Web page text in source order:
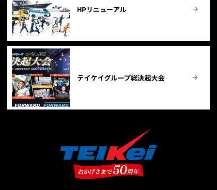
HPリニューアル
テイケイグループ総決起大会